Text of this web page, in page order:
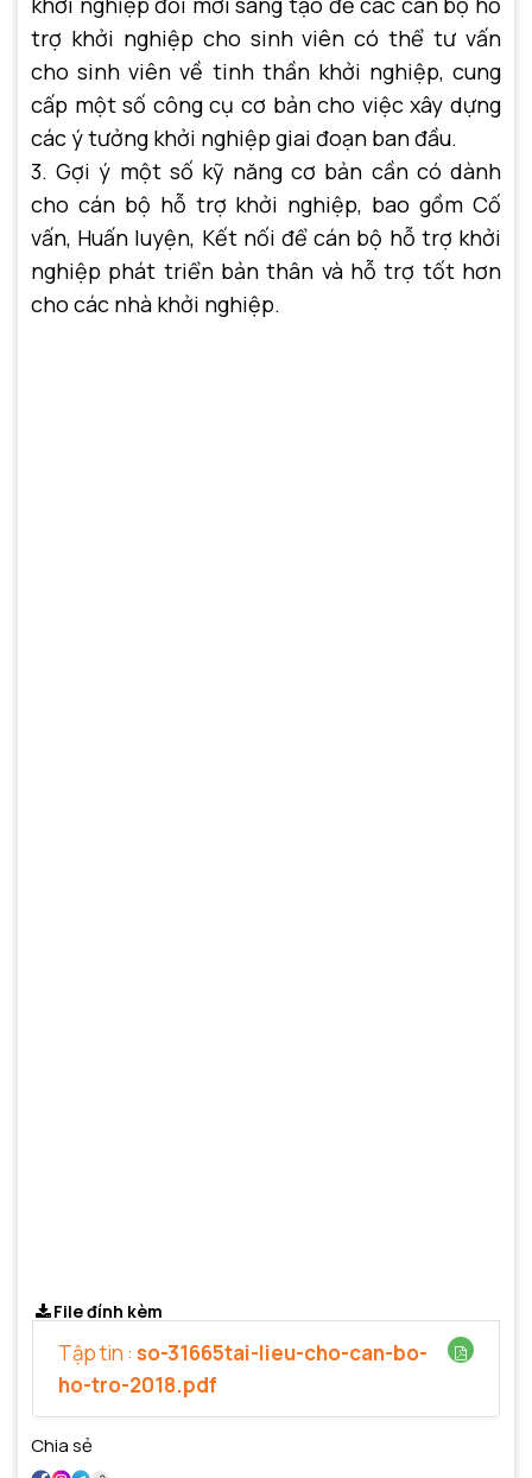
trợ khởi nghiệp cho sinh viên có thể tư vấn
cho sinh viên về tinh thần khởi nghiệp, cung
cấp một số công cụ cơ bản cho việc xây dựng
các ý tưởng khởi nghiệp giai đoạn ban đầu.
3. Gợi ý một số kỹ năng cơ bản cần có dành
cho cán bộ hỗ trợ khởi nghiệp, bao gồm Cố
vấn, Huấn luyện, Kết nối để cán bộ hỗ trợ khởi
nghiệp phát triển bản thân và hỗ trợ tốt hơn
cho các nhà khởi nghiệp.
File đính kèm
Tập tin :so-31665tai-lieu-cho-can-bo-
ho-tro-2018.pdf
Chia sẻ